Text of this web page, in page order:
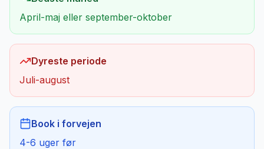
April-maj eller september-oktober
Dyreste periode
Juli-august
Book i forvejen
4-6 uger før